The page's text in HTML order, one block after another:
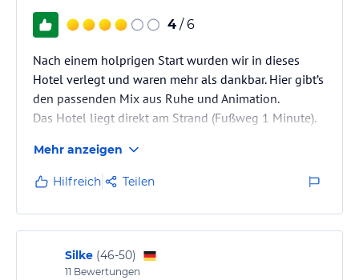
4 / 6
Nach einem holprigen Start wurden wir in dieses
Hotel verlegt und waren mehr als dankbar. Hier gibt’s
den passenden Mix aus Ruhe und Animation.
Das Hotel liegt direkt am Strand (Fußweg 1 Minute).
sind solide. Jeden Abend wird ein
abwechslungsreiches Abendprogramm geboten, alle
Mitarbeiter sind freundlich.
Die Animationen beginnen mittags, bei Bedarf ist
alles abgedeckt, jedoch nicht zu aufdringlich. Ein
großes Lob geht an Burak als Animateur, er hat jedes
Mal gute…
Mehr anzeigen
Hilfreich Teilen
Silke (46-50)
11 Bewertungen